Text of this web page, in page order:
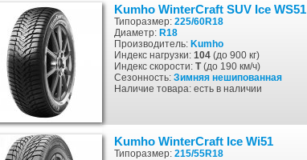
Kumho WinterCraft SUV Ice WS51
Типоразмер: 225/60R18
Диаметр: R18
Производитель: Kumho
Индекс нагрузки: 104 (до 900 кг)
Индекс скорости: T(до 190 км/ч)
Сезонность: Зимняя нешипованная
Наличие товара: есть в наличии
Kumho WinterCraft Ice Wi51
Типоразмер: 215/55R18